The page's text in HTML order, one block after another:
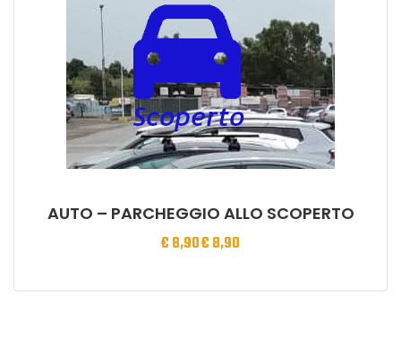
AUTO – PARCHEGGIO ALLO SCOPERTO
€8,90€8,90